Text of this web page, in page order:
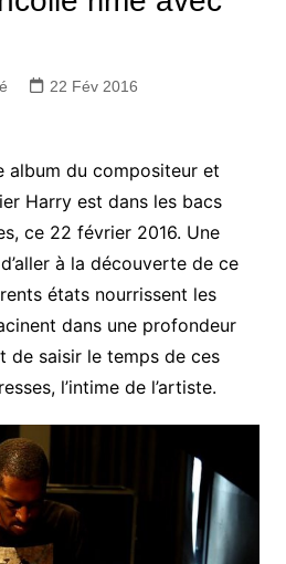
22 Fév 2016
album du compositeur et
Harry est dans les bacs
ce 22 février 2016. Une
à la découverte de ce
états nourrissent les
dans une profondeur
de saisir le temps de ces
l’intime de l’artiste.